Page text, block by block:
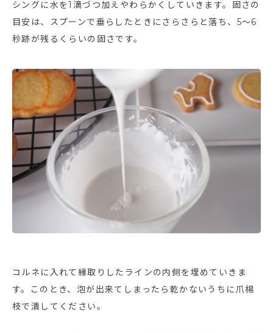
シングに水を1滴づつ加えやわらかくしていきます。固さの
目安は、スプーンで垂らしたときにさらさらと落ち、5～6
秒跡が残るくらいの固さです。
コルネに入れて縁取りしたラインの内側を埋めていきま
す。このとき、泡が出来てしまったら乾かないうちに爪楊
枝で潰してください。